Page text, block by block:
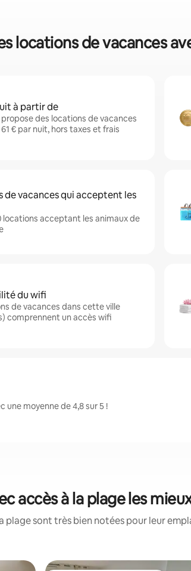
locations de vacances
à partir de
des locations de vacances
€ par nuit, hors taxes et frais
de vacances qui acceptent les
locations acceptant les animaux de
du wifi
de vacances dans cette ville
comprennent un accès wifi
moyenne de 4,8 sur 5 !
accès à la plage les
plage sont très bien notées pour leur